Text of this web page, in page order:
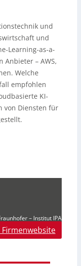
und
und
Learning-as-a-
Anbieter – AWS,
Welche
empfohlen
KI-
von Diensten für
– Institut IPA
Firmenwebsite